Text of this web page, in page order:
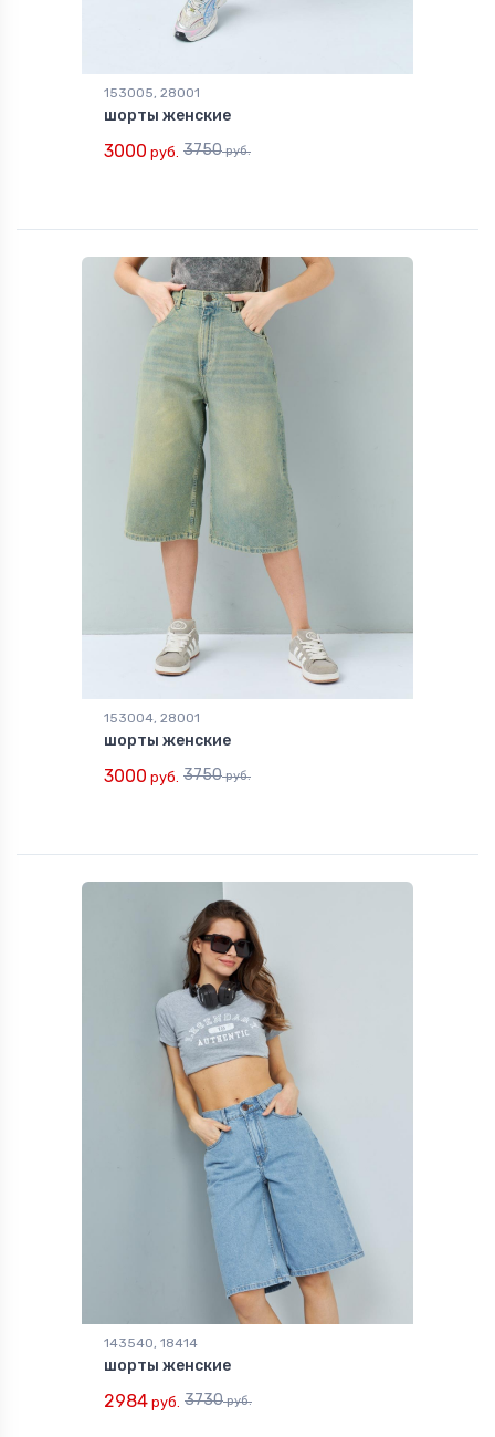
153005, 28001
шорты женские
3000 руб. 3750руб.
153004, 28001
шорты женские
3000 руб. 3750руб.
143540, 18414
шорты женские
2984 руб. 3730руб.